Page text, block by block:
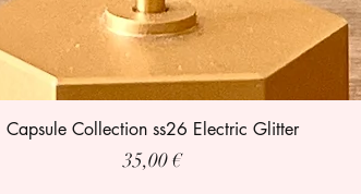
Capsule Collection ss26 Electric Glitter
Prezzo
35,00 €